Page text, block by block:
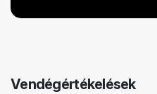
Vendégértékelések